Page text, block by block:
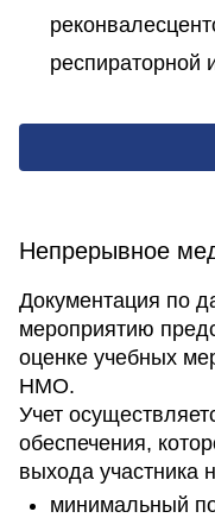
респираторной
Непрерывное
Документация по
мероприятию
оценке учебных
НМО.
Учет
обеспечения,
выхода участника
минимальный